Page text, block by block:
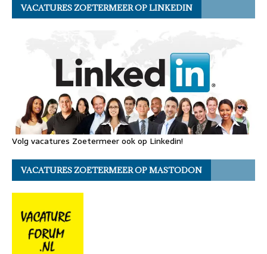
VACATURES ZOETERMEER OP LINKEDIN
Volg vacatures Zoetermeer ook op Linkedin!
VACATURES ZOETERMEER OP MASTODON